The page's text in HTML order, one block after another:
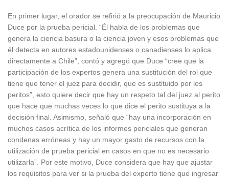
En primer lugar, el orador se refirió a la preocupación de Mauricio
Duce por la prueba pericial. “Él habla de los problemas que
genera la ciencia basura o la ciencia joven y esos problemas que
él detecta en autores estadounidenses o canadienses lo aplica
directamente a Chile”, contó y agregó que Duce “cree que la
participación de los expertos genera una sustitución del rol que
tiene que tener el juez para decidir, que es sustituido por los
peritos”, esto quiere decir que hay un respeto tal del juez al perito
que hace que muchas veces lo que dice el perito sustituya a la
decisión final. Asimismo, señaló que “hay una incorporación en
muchos casos acrítica de los informes periciales que generan
condenas erróneas y hay un mayor gasto de recursos con la
utilización de prueba pericial en casos en que no es necesario
utilizarla”. Por este motivo, Duce considera que hay que ajustar
los requisitos para ver si la prueba del experto tiene que ingresar